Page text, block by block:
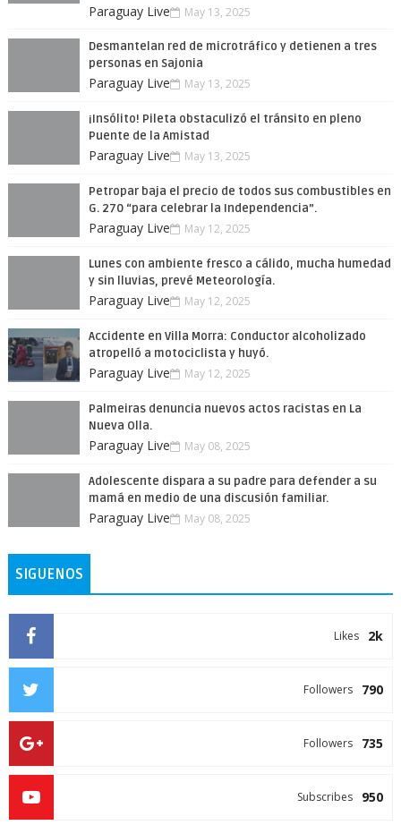
Paraguay Live May 13, 2025
Desmantelan red de microtráfico y detienen a tres
personas en Sajonia
Paraguay Live May 13, 2025
¡Insólito! Pileta obstaculizó el tránsito en pleno
Puente de la Amistad
Paraguay Live May 13, 2025
Petropar baja el precio de todos sus combustibles en
G. 270 “para celebrar la Independencia”.
Paraguay Live May 12, 2025
Lunes con ambiente fresco a cálido, mucha humedad
y sin lluvias, prevé Meteorología.
Paraguay Live May 12, 2025
Accidente en Villa Morra: Conductor alcoholizado
atropelló a motociclista y huyó.
Paraguay Live May 12, 2025
Palmeiras denuncia nuevos actos racistas en La
Nueva Olla.
Paraguay Live May 08, 2025
Adolescente dispara a su padre para defender a su
mamá en medio de una discusión familiar.
Paraguay Live May 08, 2025
SIGUENOS
2k
Likes
790
Followers
735
Followers
950
Subscribes